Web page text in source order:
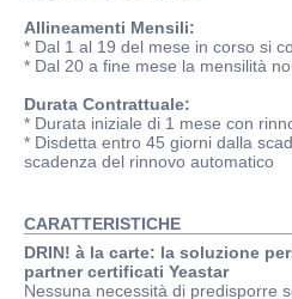
Allineamenti Mensili:
* Dal 1 al 19 del mese in corso si
* Dal 20 a fine mese la mensilità
Durata Contrattuale:
* Durata iniziale di 1 mese con
* Disdetta entro 45 giorni dalla
scadenza del rinnovo automatico
CARATTERISTICHE
DRIN! à la carte: la soluzione
partner certificati Yeastar
Nessuna necessità di predisporre